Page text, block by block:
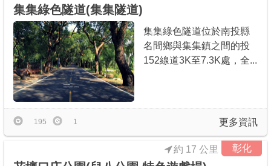
集集綠色隧道(集集隧道)
集集綠色隧道位於南投縣
名間鄉與集集鎮之間的投
152線道3K至7.3K處，全...
更多資訊
195 1
彰化
約 17 公里